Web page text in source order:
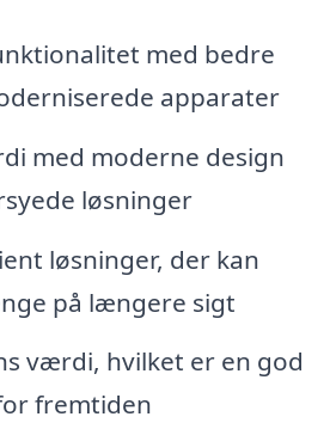
med bedre
apparater
med moderne design
løsninger
løsninger, der kan
på længere sigt
værdi, hvilket er en god
fremtiden